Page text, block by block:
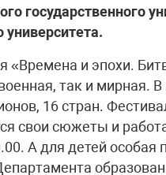
государственного
университета.
«Времена и эпохи.
так и мирная.
16 стран.
свои сюжеты и
А для детей особая